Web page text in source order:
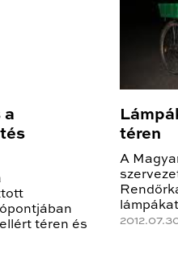
a
téren és
téren
A